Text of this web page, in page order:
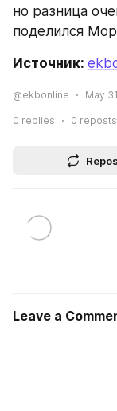
но разница
поделился
Источник:
@ekbonline May
0 replies 0 reposts
Leave a